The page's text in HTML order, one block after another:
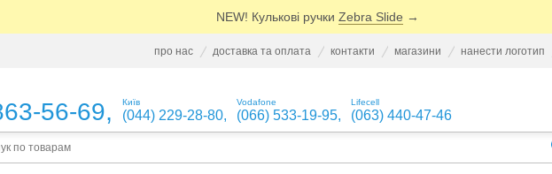
NEW! Кулькові ручки Zebra Slide →
про нас доставка та оплата контакти магазини нанести логотип
56-69, Київ
(044) 229-28-80,
Vodafone
(066) 533-19-95,
Lifecell
(063) 440-47-46